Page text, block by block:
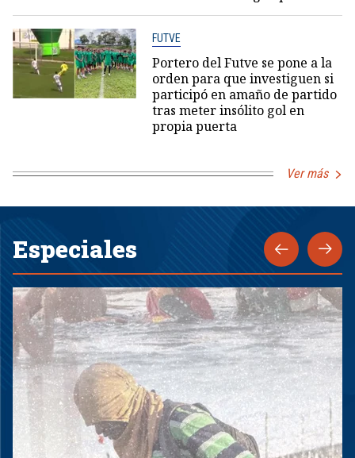
FUTVE
Portero del Futve se pone a la
orden para que investiguen si
participó en amaño de partido
tras meter insólito gol en
propia puerta
Ver más
Especiales